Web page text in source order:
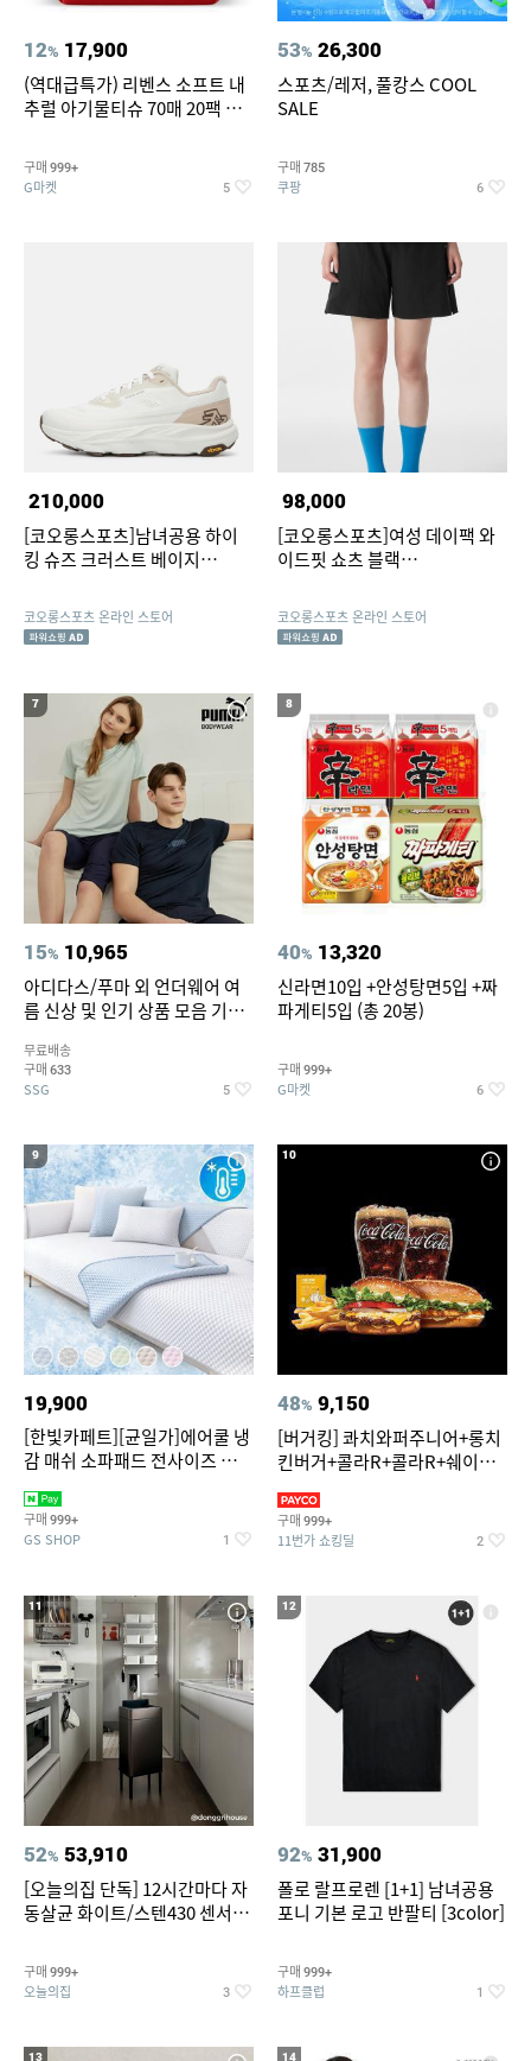
12% 17,900
(역대급특가) 리벤스 소프트 내
추럴 아기물티슈 70매 20팩 캡
구매 999+
G마켓 5
53% 26,300
스포츠/레저, 풀캉스 COOL
SALE
구매 785
쿠팡 6
210,000
[코오롱스포츠]남녀공용 하이
킹 슈즈 크러스트 베이지
코오롱스포츠 온라인 스토어
98,000
[코오롱스포츠]여성 데이팩 와
이드핏 쇼츠 블랙
코오롱스포츠 온라인 스토어
7
15% 10,965
아디다스/푸마 외 언더웨어 여
름 신상 및 인기 상품 모음 기획
무료배송
구매 633
SSG 5
8
40% 13,320
신라면10입 +안성탕면5입 +짜
파게티5입 (총 20봉)
구매 999+
G마켓 6
9
19,900
[한빛카페트][균일가]에어쿨 냉
감 매쉬 소파패드 전사이즈 균일
구매 999+
GS SHOP 1
10
48% 9,150
[버거킹] 콰치와퍼주니어+롱치
킨버거+콜라R+콜라R+쉐이킹
구매 999+
11번가 쇼킹딜 2
11
52% 53,910
[오늘의집 단독] 12시간마다 자
동살균 화이트/스텐430 센서휴
구매 999+
오늘의집 3
12
92% 31,900
폴로 랄프로렌 [1+1] 남녀공용
포니 기본 로고 반팔티 [3color]
구매 999+
하프클럽 1
13 14